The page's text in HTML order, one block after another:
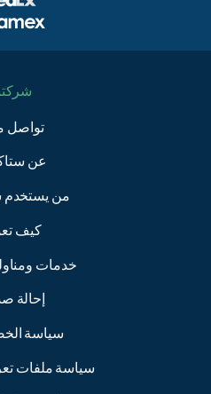
تواصل
عن
من يستخدم
كيف
خدمات
إحالة
سياسة
سياسة ملفات